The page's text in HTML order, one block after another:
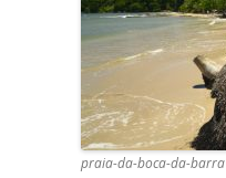
praia-da-boca-da-barra